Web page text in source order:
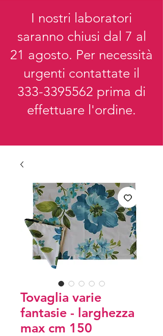
I nostri laboratori
saranno chiusi dal 7 al
21 agosto. Per necessità
urgenti contattate il
333-3395562 prima di
effettuare l'ordine.
Tovaglia varie
fantasie - larghezza
max cm 150